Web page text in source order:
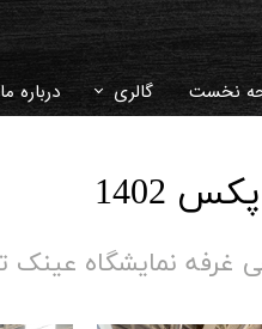
نخست گالری
غرفه نمایشگاهی
ویلا و محوطه سازی
درباره ما
1402